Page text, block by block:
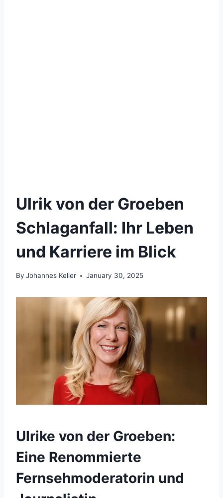
Ulrik von der Groeben
Schlaganfall: Ihr Leben
und Karriere im Blick
By Johannes Keller January 30, 2025
Ulrike von der Groeben:
Eine Renommierte
Fernsehmoderatorin und